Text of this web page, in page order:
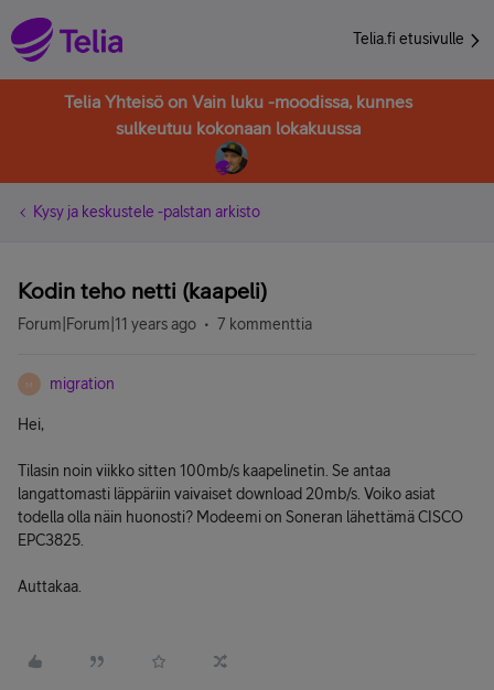
Telia.fi etusivulle
Telia Yhteisö on Vain luku -moodissa, kunnes
sulkeutuu kokonaan lokakuussa
Kysy ja keskustele -palstan arkisto
Kodin teho netti (kaapeli)
Forum|Forum|11 years ago 7 kommenttia
M migration
Hei,
Tilasin noin viikko sitten 100mb/s kaapelinetin. Se antaa
langattomasti läppäriin vaivaiset download 20mb/s. Voiko asiat
todella olla näin huonosti? Modeemi on Soneran lähettämä CISCO
EPC3825.
Auttakaa.